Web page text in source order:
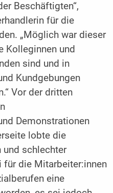
Beschäftigten“,
für die
„Möglich war dieser
Kolleginnen und
sind und in
Kundgebungen
Vor der dritten
Demonstrationen
lobte die
und schlechter
die Mitarbeiter:innen
eine